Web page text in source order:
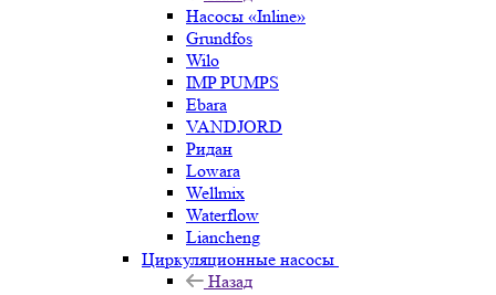
Насосы «Inline»
Grundfos
Wilo
IMP PUMPS
Ebara
VANDJORD
Ридан
Lowara
Wellmix
Waterflow
Liancheng
Циркуляционные насосы
Назад